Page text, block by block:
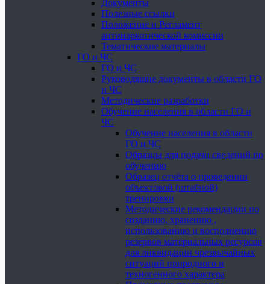
Документы
Полезные ссылки
Положение и Регламент
антинаркотической комиссии
Тематические материалы
ГО и ЧС
ГО и ЧС
Руководящие документы в области ГО
и ЧС
Методические разработки
Обучение населения в области ГО и
ЧС
Обучение населения в области
ГО и ЧС
Образцы для подачи сведений по
обучению
Образец отчёта о проведении
объектовой (штабной)
тренировки
Методические рекомендации по
созданию, хранению ,
использованию и восполнению
резервов материальных ресурсов
для ликвидации чрезвычайных
ситуаций природного и
техногенного характера